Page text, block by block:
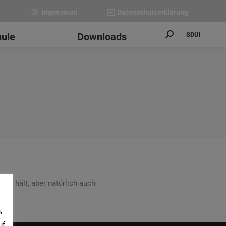
Downloads Search:SDUI
hält, aber natürlich auch